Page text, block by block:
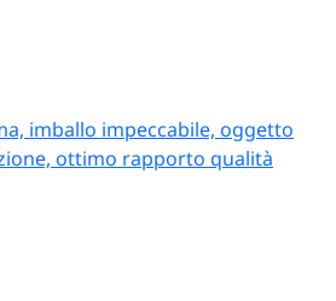
imballo impeccabile, oggetto
ottimo rapporto qualità